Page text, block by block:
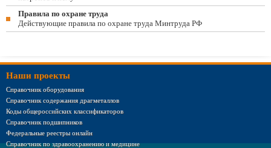
Правила по охране труда
Действующие правила по охране труда Минтруда РФ
Наши проекты
Справочник оборудования
Справочник содержания драгметаллов
Коды общероссийских классификаторов
Справочник подшипников
Федеральные реестры онлайн
Справочник по здравоохранению и медицине